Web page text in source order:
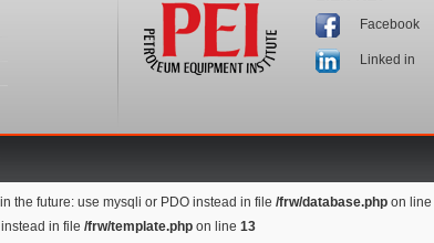
Facebook
Linked in
the future: use mysqli or PDO instead in file /frw/database.php on line
in file /frw/template.php on line 13